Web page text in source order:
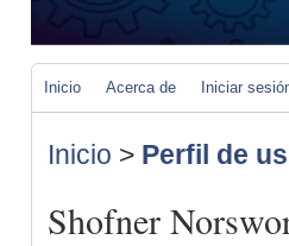
Inicio Acerca de Iniciar
Inicio > Perfil de
Shofner